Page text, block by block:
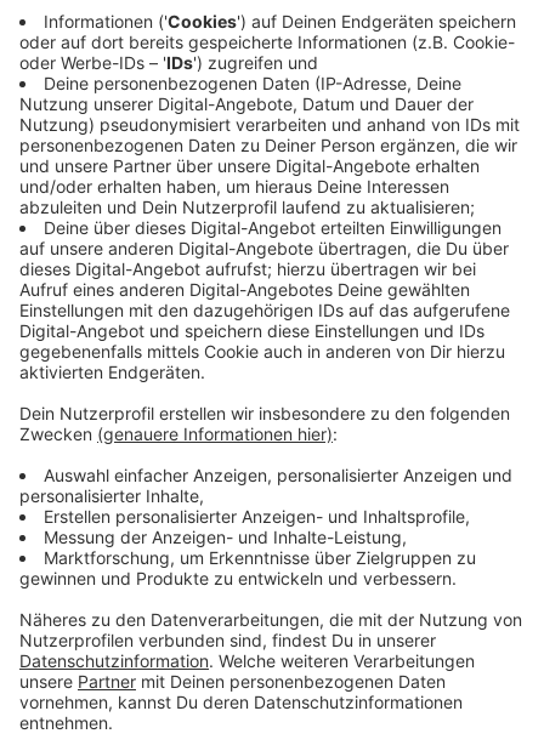
MÜNSTER-Chefredakteur Stefan Nottmeier seine
ganz persönliche Lieblingsecke im Stadtmuseum vor.
Es ist die Ecke rund um die Rolling Stones und ihr
erstes Deutschland-Konzert in Münster 1965.
Anzeige
Wir benötigen Ihre
Zustimmung, um den YouTube
Video-Service zu laden!
Wir verwenden einen Service eines
Drittanbieters, um Videoinhalte
einzubetten. Dieser Service kann
sammeln. Bitte lesen Sie die
Details durch und stimmen Sie der
Nutzung des Service zu, um dieses
Video anzusehen.
Mehr Informationen
Akzeptieren
ANTENNE MÜNSTER-Chefredakteur Stefan
Nottmeier mag im Stadtmuseum Münster die Rolling
Stones-Ecke am liebsten.